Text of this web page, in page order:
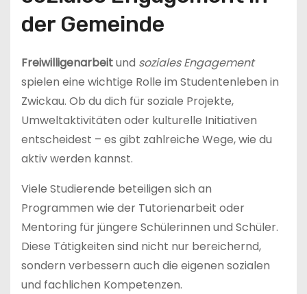
der Gemeinde
Freiwilligenarbeitund soziales Engagement
spielen eine wichtige Rolle im Studentenleben in
Zwickau. Ob du dich für soziale Projekte,
Umweltaktivitäten oder kulturelle Initiativen
entscheidest – es gibt zahlreiche Wege, wie du
aktiv werden kannst.
Viele Studierende beteiligen sich an
Programmen wie der Tutorienarbeit oder
Mentoring für jüngere Schülerinnen und Schüler.
Diese Tätigkeiten sind nicht nur bereichernd,
sondern verbessern auch die eigenen sozialen
und fachlichen Kompetenzen.